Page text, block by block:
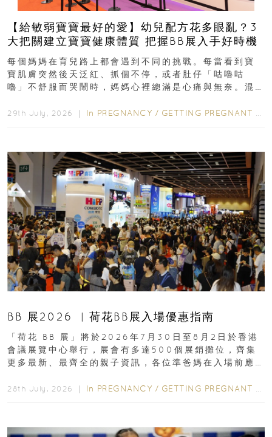
【給敏弱寶寶最好的愛】幼兒配方花多眼亂？3
大把關建立寶寶健康體質 把握BB展入手好時機
每個媽媽在育兒路上都會遇到不同的挑戰。每當看到寶
寶肌膚突然後天泛紅、抓個不停，或者肚仔「咕嚕咕
嚕」不舒服而哭鬧時，媽媽心裡總滿是心痛與無奈。混
29th July, 2026 ｜ In PREGNANCY / GETTING PREGNANT
BB 展2026 ︳荷花BB展入場優惠指南
「荷花 BB 展」將於2026年7月30日至8月2日於香港
會議展覽中心舉行，展會有多達500個展銷攤位，齊集
更多最新、最齊全的親子資訊，各位準爸媽在入場前應
28th July, 2026 ｜ In PREGNANCY / GETTING PREGNANT